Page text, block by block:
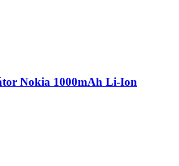
Nokia 1000mAh Li-Ion